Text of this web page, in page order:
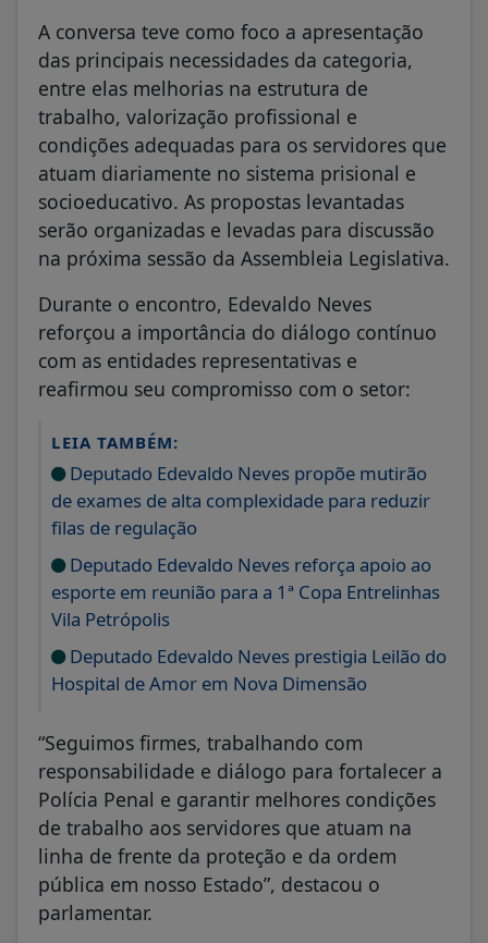
A conversa teve como foco a apresentação
das principais necessidades da categoria,
entre elas melhorias na estrutura de
trabalho, valorização profissional e
condições adequadas para os servidores que
atuam diariamente no sistema prisional e
socioeducativo. As propostas levantadas
serão organizadas e levadas para discussão
na próxima sessão da Assembleia Legislativa.
Durante o encontro, Edevaldo Neves
reforçou a importância do diálogo contínuo
com as entidades representativas e
reafirmou seu compromisso com o setor:
LEIA TAMBÉM:
Deputado Edevaldo Neves propõe mutirão
de exames de alta complexidade para reduzir
filas de regulação
Deputado Edevaldo Neves reforça apoio ao
esporte em reunião para a 1ª Copa Entrelinhas
Vila Petrópolis
Deputado Edevaldo Neves prestigia Leilão do
Hospital de Amor em Nova Dimensão
“Seguimos firmes, trabalhando com
responsabilidade e diálogo para fortalecer a
Polícia Penal e garantir melhores condições
de trabalho aos servidores que atuam na
linha de frente da proteção e da ordem
pública em nosso Estado”, destacou o
parlamentar.